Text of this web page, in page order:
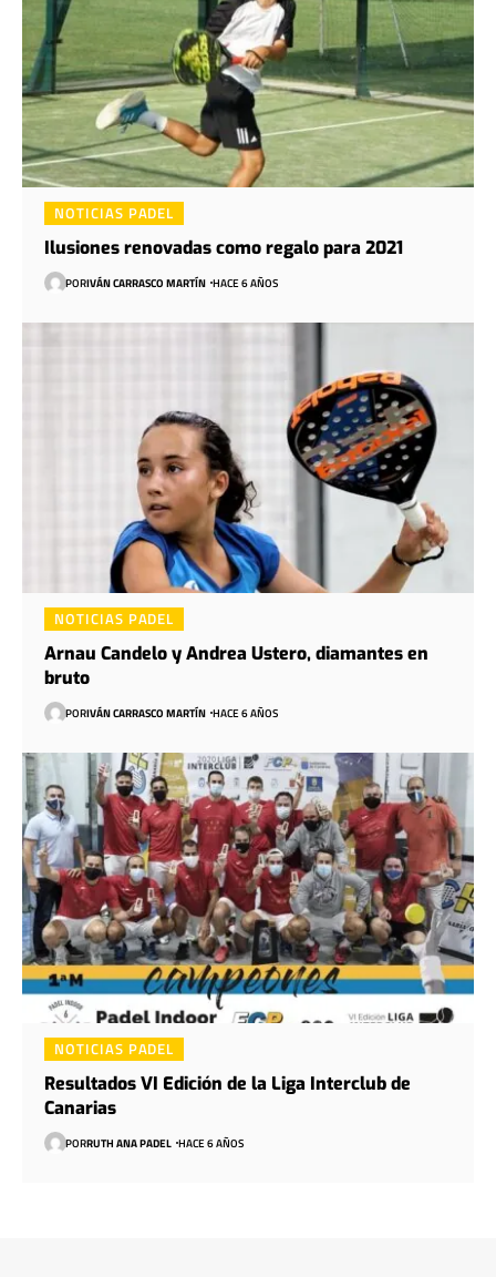
NOTICIAS PADEL
Ilusiones renovadas como regalo para 2021
PORIVÁN CARRASCO MARTÍN HACE 6 AÑOS
NOTICIAS PADEL
Arnau Candelo y Andrea Ustero, diamantes en
bruto
PORIVÁN CARRASCO MARTÍN HACE 6 AÑOS
NOTICIAS PADEL
Resultados VI Edición de la Liga Interclub de
Canarias
PORRUTH ANA PADEL HACE 6 AÑOS